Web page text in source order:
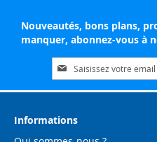
Nouveautés, bons plans,
manquer, abonnez-vous à
Inscription
à
notre
d’information
Informations